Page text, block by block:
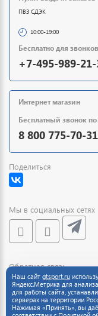
ПВЗ СДЭК
10:00-19:00
Бесплатно для
+7-495-989-
Интернет магазин
Бесплатный звонок
8 800 775-70-31
Поделиться
Мы в социальных сетях
Обратная связь
Наш сайт gtsport.ru
Яндекс.Метрика для
для работы сайта,
серверах на территории
Нажимая «Принять», вы